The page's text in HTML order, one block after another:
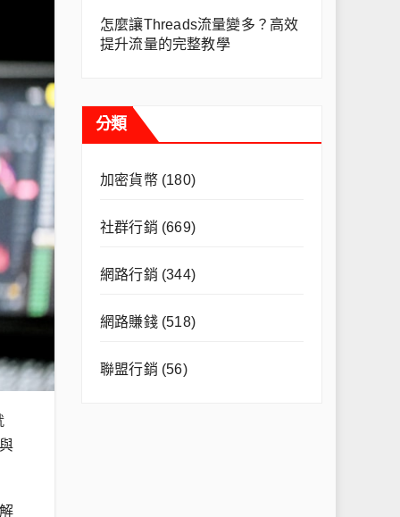
怎麼讓Threads流量變多？高效
提升流量的完整教學
分類
加密貨幣(180)
社群行銷 (669)
網路行銷 (344)
網路賺錢(518)
聯盟行銷 (56)